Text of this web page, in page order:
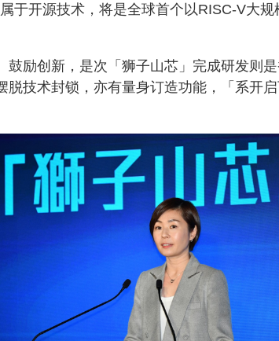
于开源技术，将是全球首个以RISC-V大规
励创新，是次「狮子山芯」完成研发则
技术封锁，亦有量身订造功能，「系开